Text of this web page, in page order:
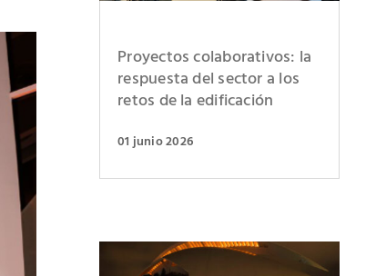
Proyectos colaborativos: la
respuesta del sector a los
retos de la edificación
01 junio 2026